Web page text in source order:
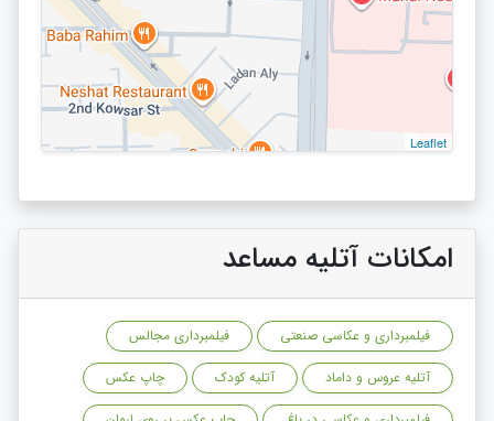
Leaflet
امکانات آتلیه مساعد
فیلمبرداری و عکاسی صنعتی
فیلمبرداری مجالس
آتلیه عروس و داماد
آتلیه کودک
چاپ عکس